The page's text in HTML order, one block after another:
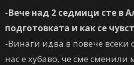
-Вече над 2 седмици сте в
подготовката и как се
-Винаги идва в повече всеки
нас е хубаво, че сме сменили